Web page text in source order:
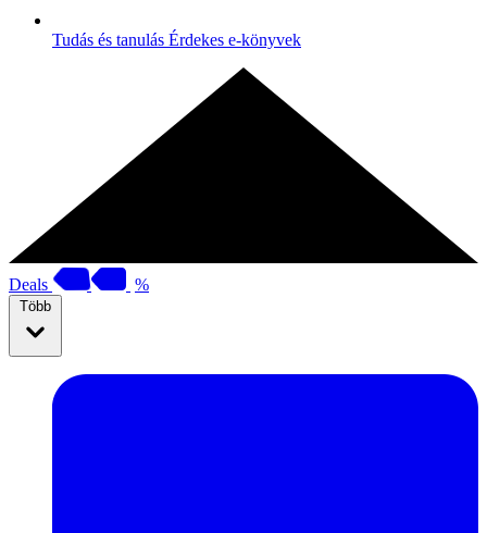
Tudás és tanulás Érdekes e-könyvek
Deals %
Több